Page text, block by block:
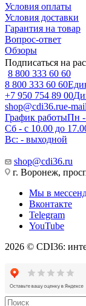
Условия оплаты
Условия доставки
Гарантия на товар
Вопрос-ответ
Обзоры
Подписаться на
8 800 333 60 60
8 800 333 60 60
+7 950 754 89 00
shop@cdi36.rue-
График работыПн -
Сб - с 10.00 до
Вс: - выходной
shop@cdi36.ru
г. Воронеж,
Мы в
Вконтакте
Telegram
YouTube
2026 © CDI36: